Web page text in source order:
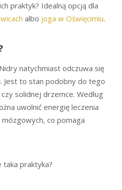
praktyk? Idealną opcją dla
albo joga w Oświęcimiu.
natychmiast odczuwa się
Jest to stan podobny do tego
solidnej drzemce. Według
uwolnić energię leczenia
co pomaga
taka praktyka?